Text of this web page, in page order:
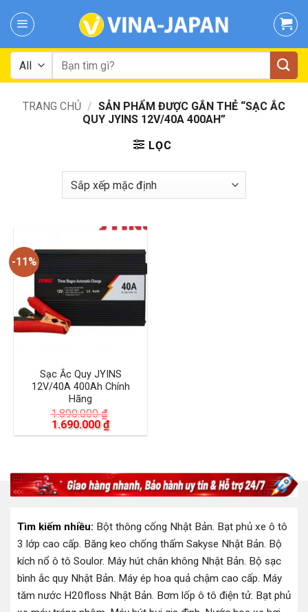
Tìm
kiếm:
TRANG CHỦ / SẢN PHẨM ĐƯỢC GẮN THẺ “SẠC ẮC
QUY JYINS 12V/40A 400AH”
LỌC
-11%
Sạc Ắc Quy JYINS
12V/40A 400Ah Chính
Hãng
1.890.000₫
Giá
gốc
1.690.000₫Giá
hiện
Tìm kiếm nhiều: Bột thông cống Nhật Bản. Bạt phủ xe ô tô
3 lớp cao cấp. Băng keo chống thấm Sakyse Nhật Bản. Bộ
kích nổ ô tô Soulor. Máy hút chân không Nhật Bản. Bộ sạc
bình ắc quy Nhật Bản. Máy ép hoa quả chậm cao cấp. Máy
tăm nước H20floss Nhật Bản. Bơm lốp ô tô điện tử. Bạt phủ